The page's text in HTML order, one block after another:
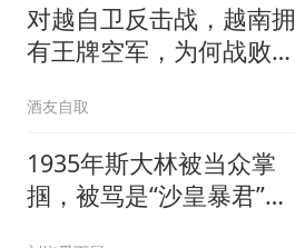
对越自卫反击战，越南拥
有王牌空军，为何战败也
酒友自取
1935年斯大林被当众掌
掴，被骂是“沙皇暴君”，